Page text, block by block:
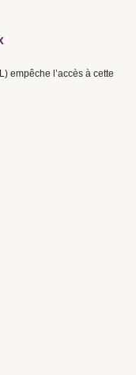
empêche l’accès à cette